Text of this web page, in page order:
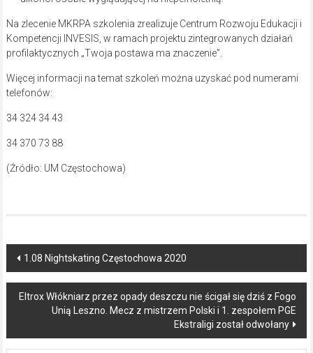
Na zlecenie MKRPA szkolenia zrealizuje Centrum Rozwoju Edukacji i
Kompetencji INVESIS, w ramach projektu zintegrowanych działań
profilaktycznych „Twoja postawa ma znaczenie”.
Więcej informacji na temat szkoleń można uzyskać pod numerami
telefonów:
34 324 34 43
34 370 73 88
(Źródło: UM Częstochowa)
Post
navigation
1.08 Nightskating Częstochowa 2020
Eltrox Włókniarz przez opady deszczu nie ścigał się dziś z Fogo
Unią Leszno. Mecz z mistrzem Polski i 1. zespołem PGE
Ekstraligi został odwołany